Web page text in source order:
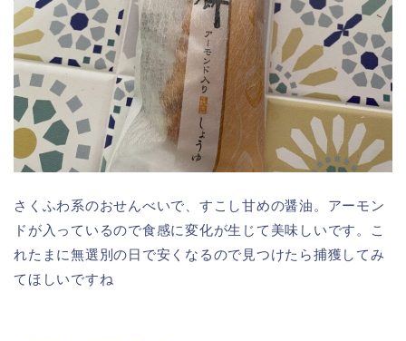
さくふわ系のおせんべいで、すこし甘めの醤油。アーモン
ドが入っているので食感に変化が生じて美味しいです。こ
れたまに無選別の日で安くなるので見つけたら捕獲してみ
てほしいですね